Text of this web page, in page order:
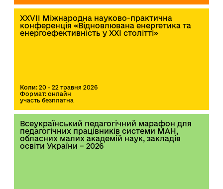
XXVII Міжнародна науково-практична
конференція «Відновлювана енергетика та
енергоефективність у XXI столітті»
Коли: 20 - 22 травня 2026
Формат: онлайн
участь безплатна
Всеукраїнський педагогічний марафон для
педагогічних працівників системи МАН,
обласних малих академій наук, закладів
освіти України – 2026